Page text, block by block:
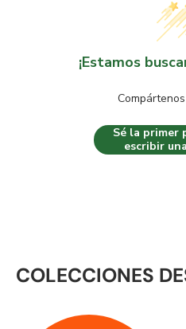
¡Estamos
Sé la primer
escribir
COLECCIONES